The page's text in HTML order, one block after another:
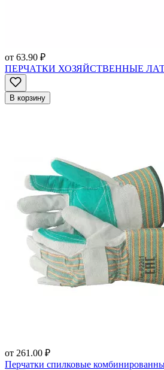
от 63.90 ₽
ПЕРЧАТКИ ХОЗЯЙСТВЕННЫЕ
В корзину
от 261.00 ₽
Перчатки спилковые